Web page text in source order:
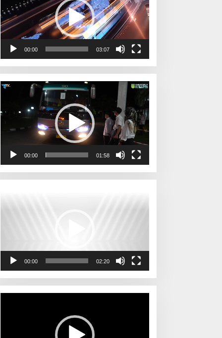
00:00 03:07
Pemutar
00:00 01:58
00:00 02:20